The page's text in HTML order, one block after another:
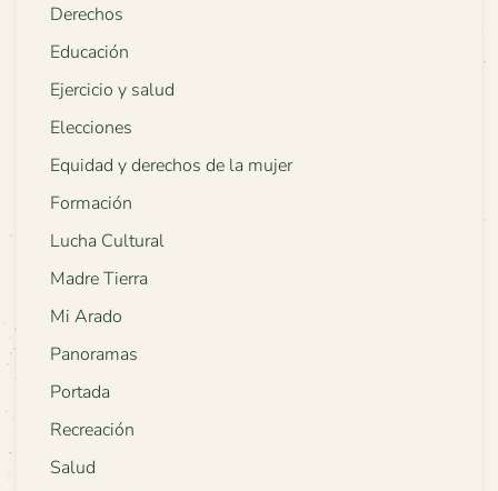
Derechos
Educación
Ejercicio y salud
Elecciones
Equidad y derechos de la mujer
Formación
Lucha Cultural
Madre Tierra
Mi Arado
Panoramas
Portada
Recreación
Salud